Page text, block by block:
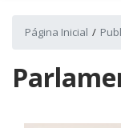
Página Inicial